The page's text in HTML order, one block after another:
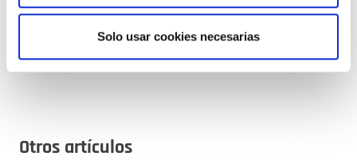
Solo usar cookies necesarias
artículo. Recuerda que la tarifa plana tiene una duración
de 12 meses y que te permite pagar una cuota reducida
durante este periodo.
Otros artículos